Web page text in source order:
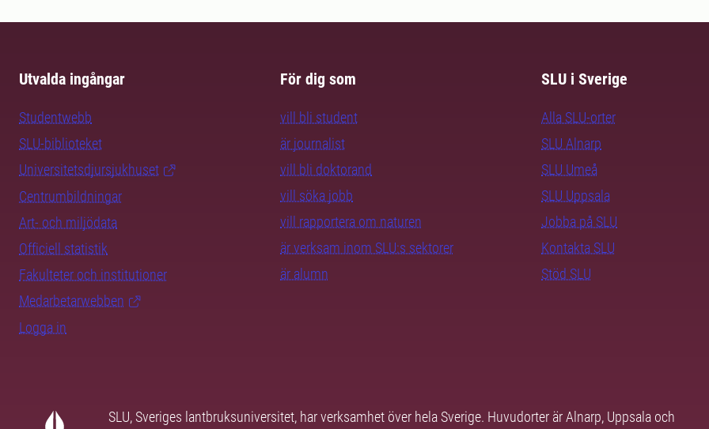
Utvalda ingångar
Studentwebb
SLU-biblioteket
Universitetsdjursjukhuset
Centrumbildningar
Art- och miljödata
Officiell statistik
Fakulteter och institutioner
Medarbetarwebben
Logga in
För dig som
vill bli student
är journalist
vill bli doktorand
vill söka jobb
vill rapportera om naturen
är verksam inom SLU:s sektorer
är alumn
SLU i Sverige
Alla SLU-orter
SLU Alnarp
SLU Umeå
SLU Uppsala
Jobba på SLU
Kontakta SLU
Stöd SLU
SLU, Sveriges lantbruksuniversitet, har verksamhet över hela Sverige. Huvudorter är Alnarp, Uppsala och